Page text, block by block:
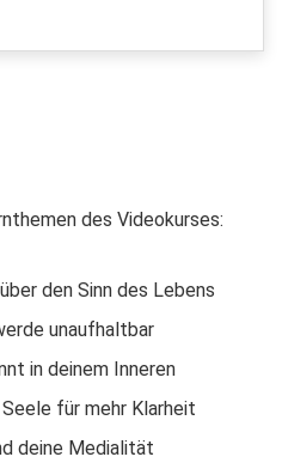
des Videokurses:
den Sinn des Lebens
unaufhaltbar
in deinem Inneren
für mehr Klarheit
deine Medialität